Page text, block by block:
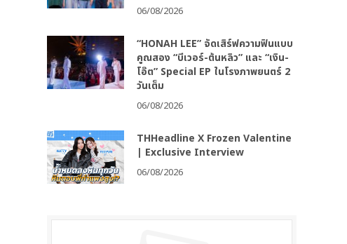
06/08/2026
“HONAH LEE” จัดเสิร์ฟความฟินแบบ
คูณสอง “บีเวอร์-ต้นหลิว” และ “เงิน-
โอ๊ต” Special EP ในโรงภาพยนตร์ 2
วันเต็ม
06/08/2026
THHeadline X Frozen Valentine
| Exclusive Interview
06/08/2026